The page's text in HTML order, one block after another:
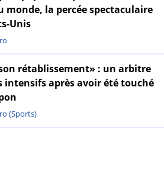
monde, la percée spectaculaire
Unis
rétablissement» : un arbitre
intensifs après avoir été touché
(Sports)